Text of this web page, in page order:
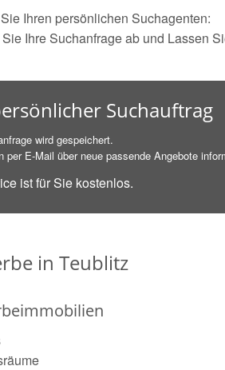
Ihren persönlichen Suchagenten:
Ihre Suchanfrage ab und Lassen
Suchauftrag
wird gespeichert.
per E-Mail über neue passende Angebote
ist für Sie kostenlos.
in Teublitz